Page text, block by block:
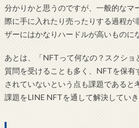
分かりかと思うのですが、一般的なマ
際に手に入れたり売ったりする過程が
ザーにはかなりハードルが高いものに
あとは、「NFTって何なの？スクショ
質問を受けることも多く、NFTを保有
されていないという点も課題であると
課題をLINE NFTを通して解決していき